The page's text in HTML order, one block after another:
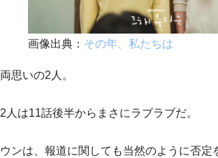
画像出典： その年、私たちは
両思いの2人。
2人は11話後半からまさにラブラブだ。
ウンは、報道に関しても当然のように否定